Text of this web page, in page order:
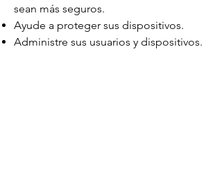
sean más seguros.
Ayude a proteger sus dispositivos.
Administre sus usuarios y dispositivos.